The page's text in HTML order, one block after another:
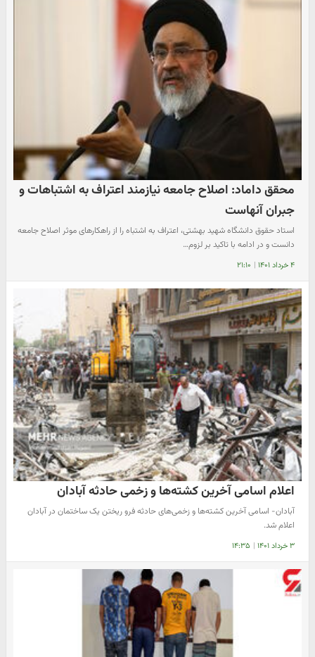
محقق داماد: اصلاح جامعه نیازمند اعتراف به اشتباهات و
جبران آنهاست
استاد حقوق دانشگاه شهید بهشتی، اعتراف به اشتباه را از راهکارهای موثر اصلاح جامعه
دانست و در ادامه با تاکید بر لزوم…
۴ خرداد ۱۴۰۱ | ۲۱:۱۰
اعلام اسامی آخرین کشته‌ها و زخمی حادثه آبادان
آبادان- اسامی آخرین کشته‌ها و زخمی‌های حادثه فرو ریختن یک ساختمان در آبادان
اعلام شد.
۳ خرداد ۱۴۰۱ | ۱۴:۳۵